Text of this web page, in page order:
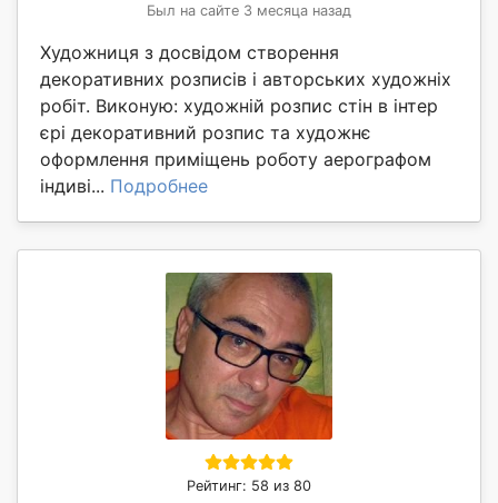
Был на сайте 3 месяца назад
Художниця з досвідом створення
декоративних розписів і авторських художніх
робіт. Виконую: художній розпис стін в інтер
єрі декоративний розпис та художнє
оформлення приміщень роботу аерографом
індиві... Подробнее
Рейтинг: 58 из 80